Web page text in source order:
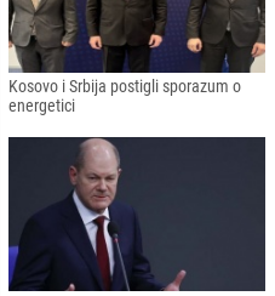
Kosovo i Srbija postigli sporazum o
energetici